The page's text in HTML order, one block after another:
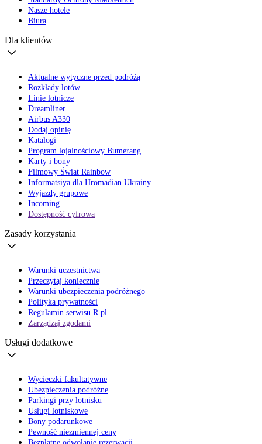
Nasze hotele
Biura
Dla klientów
Aktualne wytyczne przed podróżą
Rozkłady lotów
Linie lotnicze
Dreamliner
Airbus A330
Dodaj opinię
Katalogi
Program lojalnościowy Bumerang
Karty i bony
Filmowy Świat Rainbow
Informatsiya dla Hromadian Ukrainy
Wyjazdy grupowe
Incoming
Dostępność cyfrowa
Zasady korzystania
Warunki uczestnictwa
Przeczytaj koniecznie
Warunki ubezpieczenia podróżnego
Polityka prywatności
Regulamin serwisu R.pl
Zarządzaj zgodami
Usługi dodatkowe
Wycieczki fakultatywne
Ubezpieczenia podróżne
Parkingi przy lotnisku
Usługi lotniskowe
Bony podarunkowe
Pewność niezmiennej ceny